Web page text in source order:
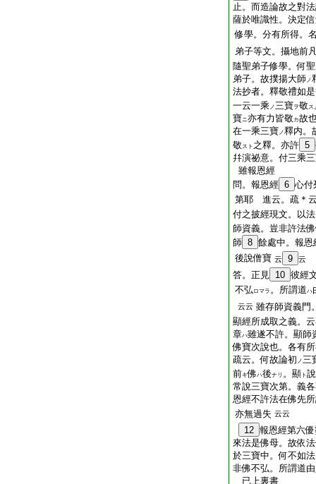
止。而造論故之對
薩於唯識性。決定
修學。分有所得。
弟子等文。攝地前
隨聖弟子修學。何
弟子。故撲揚大師ノ
法抄者。釋敬禮如
一云一乘 ノ三寶ヲ敬ス
寶ニ亦有力皆敬カ故
在一乘三寶ノ釋内。
敬スト 之釋。亦許 5
幷演祕意。付三乘
雖報恩經
問。報恩經 6 心付
第耶 進云。疏＊
付之披經現文。以
師資義。豈非許法
師 8 餘處中。報恩
後說僧寶 云 9 云
答。正見 10 彼經
不弘ロマラ 。所謂道ハ
云云 雖存師資義門
顯經所成取之義。
章ハ雖遂不許。顯師
佛寶次說也。各有
疏云。何故論初 ノ三
前キ佛ハ後ナリ 。顯 ト 說
常說三寶次第。義
恩經不許法在佛先
亦無過失 云云
12 報恩經第六
來法是佛母。故依
於三寶中。何不如
非佛不弘。所謂道
已上裏書